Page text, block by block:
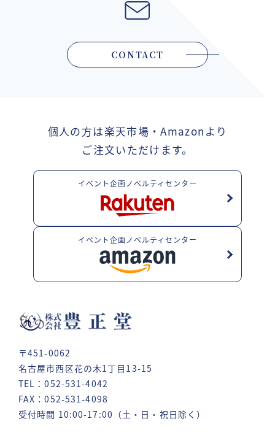
CONTACT
〒451-0062
名古屋市西区花の木1丁目13-15
TEL：052-531-4042
FAX：052-531-4098
受付時間 10:00-17:00（土・日・祝日除く）
個人の方は楽天市場・Amazonより
ご注文いただけます。
イベント企画ノベルティセンター
イベント企画ノベルティセンター